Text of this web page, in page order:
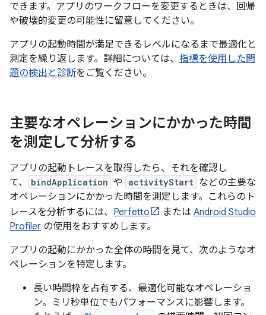
できます。アプリのワークフローを変更するときは、回帰
や破壊的変更の可能性に留意してください。
アプリの起動時間が満足できるレベルになるまで最適化と
測定を繰り返します。詳細については、 指標を使用した問
題の検出と診断をご覧ください。
主要なオペレーションにかかった時間
を測定して分析する
アプリの起動トレースを取得したら、それを確認し
て、
bindApplication や activityStart などの主要な
オペレーションにかかった時間を測定します。これらのト
レースを分析するには、 Perfetto または Android Studio
Profiler の使用をおすすめします。
アプリの起動にかかった全体の時間を見て、次のようなオ
ペレーションを特定します。
長い時間枠を占有する、最適化可能なオペレーショ
ン。ミリ秒単位でもパフォーマンスに影響します。